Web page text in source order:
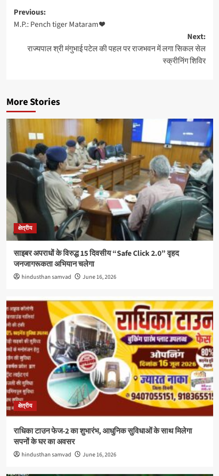
Post
navigation
Previous:
M.P.: Pench tiger Mataram ❤️
Next:
राज्यपाल श्री मंगुभाई पटेल की पहल पर राजभवन में लगा सिकल सेल
स्क्रीनिंग शिविर
More Stories
क्षेत्रीय
साइबर अपराधों के विरुद्ध 15 दिवसीय “Safe Click 2.0” वृहद
जनजागरूकता अभियान चलेगा
hindusthan samvad June 16, 2026
क्षेत्रीय
राधिका टाउन फेज-2 का शुभारंभ, आधुनिक सुविधाओं के साथ मिलेगा
सपनों के घर का अवसर
hindusthan samvad June 16, 2026